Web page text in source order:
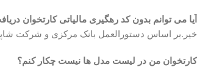
آیا می توانم بدون کد رهگیری مالیاتی کارتخوان
خیر.بر اساس دستورالعمل بانک مرکزی و شرکت
کارتخوان من در لیست مدل ها نیست چکار کنم؟